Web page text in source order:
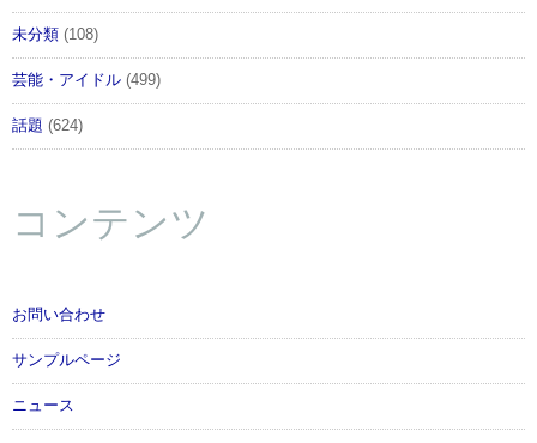
未分類 (108)
芸能・アイドル (499)
話題 (624)
コンテンツ
お問い合わせ
サンプルページ
ニュース